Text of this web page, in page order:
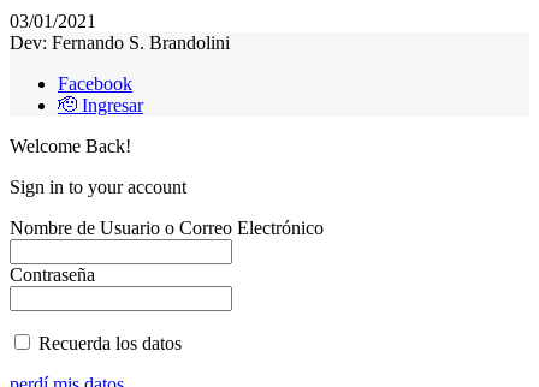
03/01/2021
Dev: Fernando S. Brandolini
Facebook
🫡 Ingresar
Welcome Back!
Sign in to your account
Nombre de Usuario o Correo Electrónico
Contraseña
Recuerda los datos